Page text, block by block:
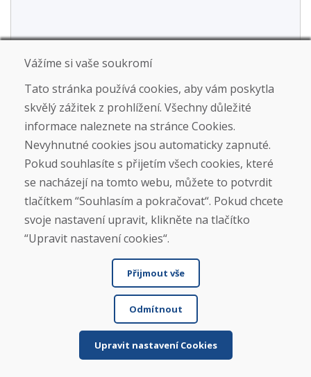
Jürgen Reinhard , 17.12.2025
★★★★★
Objednali jsme si pár použitých lyží a obdrželi jsme
je do čtyř pracovních dnů. Lyže jsou použité...
Čtěte více ...
Zobrazit více recenzí >
Napsat recenzi
★★
Vážíme si vaše soukromí
Tato stránka používá cookies, aby vám poskytla
skvělý zážitek z prohlížení. Všechny důležité
informace naleznete na stránce Cookies.
Nevyhnutné cookies jsou automaticky zapnuté.
Pokud souhlasíte s přijetím všech cookies, které
se nacházejí na tomto webu, můžete to potvrdit
tlačítkem “Souhlasím a pokračovat“. Pokud chcete
svoje nastavení upravit, klikněte na tlačítko
“Upravit nastavení cookies“.
Přijmout vše
Odmítnout
Upravit nastavení Cookies